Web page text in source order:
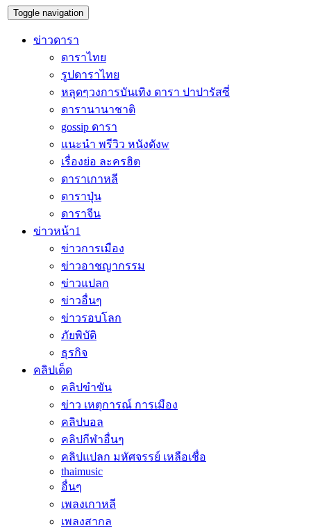
Toggle navigation
ข่าวดารา
ดาราไทย
รูปดาราไทย
หลุดๆวงการบันเทิง ดารา ปาปารัสซี่
ดารานานาชาติ
gossip ดารา
แนะนำ พรีวิว หนังดังw
เรื่องย่อ ละครฮิต
ดาราเกาหลี
ดาราปุ่น
ดาราจีน
ข่าวหน้า1
ข่าวการเมือง
ข่าวอาชญากรรม
ข่าวแปลก
ข่าวอื่นๆ
ข่าวรอบโลก
ภัยพิบัติ
ธุรกิจ
คลิปเด็ด
คลิปขำขัน
ข่าว เหตุการณ์ การเมือง
คลิปบอล
คลิปกีฬาอื่นๆ
คลิปแปลก มหัศจรรย์ เหลือเชื่อ
thaimusic
อื่นๆ
เพลงเกาหลี
เพลงสากล